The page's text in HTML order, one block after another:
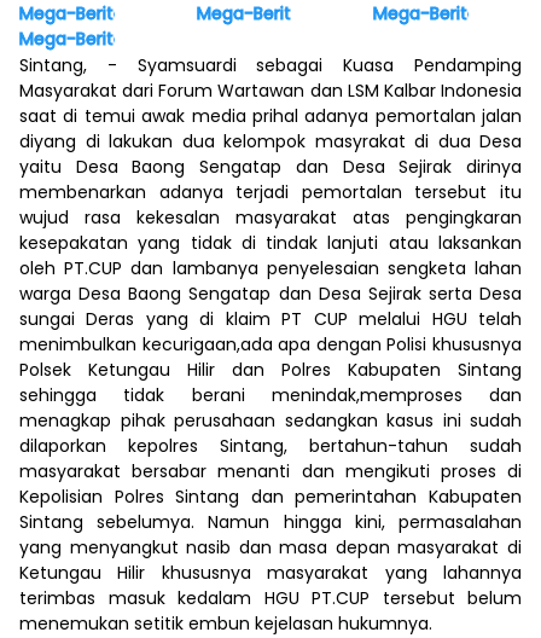
Mega-Berita.com Mega-Berita.com
Mega-Berita.com
Mega-Berita.com
Sintang, - Syamsuardi sebagai Kuasa Pendamping
Masyarakat dari Forum Wartawan dan LSM Kalbar Indonesia
saat di temui awak media prihal adanya pemortalan jalan
diyang di lakukan dua kelompok masyrakat di dua Desa
yaitu Desa Baong Sengatap dan Desa Sejirak dirinya
membenarkan adanya terjadi pemortalan tersebut itu
wujud rasa kekesalan masyarakat atas pengingkaran
kesepakatan yang tidak di tindak lanjuti atau laksankan
oleh PT.CUP dan lambanya penyelesaian sengketa lahan
warga Desa Baong Sengatap dan Desa Sejirak serta Desa
sungai Deras yang di klaim PT CUP melalui HGU telah
menimbulkan kecurigaan,ada apa dengan Polisi khususnya
Polsek Ketungau Hilir dan Polres Kabupaten Sintang
sehingga tidak berani menindak,memproses dan
menagkap pihak perusahaan sedangkan kasus ini sudah
dilaporkan kepolres Sintang, bertahun-tahun sudah
masyarakat bersabar menanti dan mengikuti proses di
Kepolisian Polres Sintang dan pemerintahan Kabupaten
Sintang sebelumya. Namun hingga kini, permasalahan
yang menyangkut nasib dan masa depan masyarakat di
Ketungau Hilir khususnya masyarakat yang lahannya
terimbas masuk kedalam HGU PT.CUP tersebut belum
menemukan setitik embun kejelasan hukumnya.